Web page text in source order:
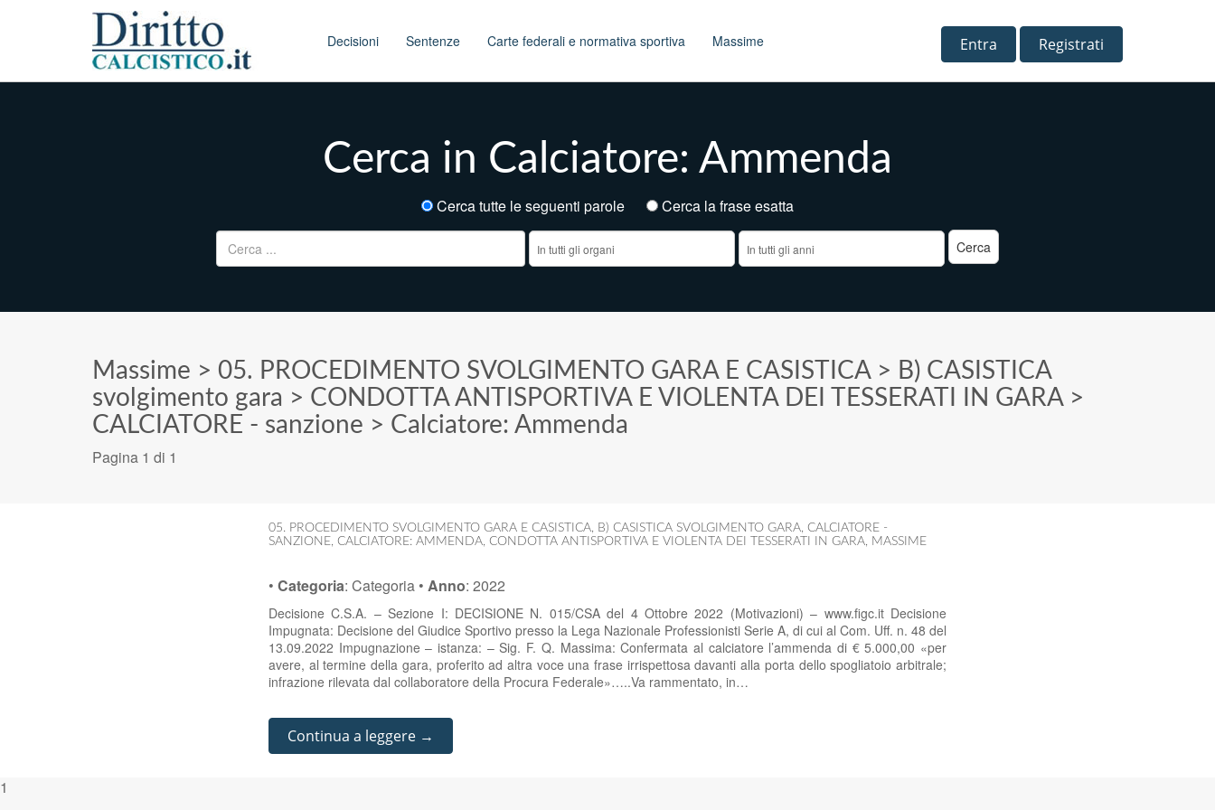
Main menu Decisioni Sentenze Carte federali e normativa sportiva Massime Entra Registrati
Cerca in Calciatore: Ammenda
Cerca tutte le seguenti parole
Cerca la frase esatta
Ricerca per:
Massime > 05. PROCEDIMENTO SVOLGIMENTO GARA E CASISTICA> B) CASISTICA
svolgimento gara > CONDOTTA ANTISPORTIVA E VIOLENTA DEI TESSERATI IN GARA>
CALCIATORE - sanzione > Calciatore: Ammenda
Pagina 1 di 1
05. PROCEDIMENTO SVOLGIMENTO GARA E CASISTICA, B) CASISTICA SVOLGIMENTO GARA, CALCIATORE -
SANZIONE, CALCIATORE: AMMENDA, CONDOTTA ANTISPORTIVA E VIOLENTA DEI TESSERATI IN GARA, MASSIME
• Categoria: Categoria • Anno: 2022
Decisione C.S.A. – Sezione I: DECISIONE N. 015/CSA del 4 Ottobre 2022 (Motivazioni) – www.figc.it Decisione
Impugnata: Decisione del Giudice Sportivo presso la Lega Nazionale Professionisti Serie A, di cui al Com. Uff. n. 48 del
13.09.2022 Impugnazione – istanza: – Sig. F. Q. Massima: Confermata al calciatore l’ammenda di € 5.000,00 «per
avere, al termine della gara, proferito ad altra voce una frase irrispettosa davanti alla porta dello spogliatoio arbitrale;
infrazione rilevata dal collaboratore della Procura Federale»…..Va rammentato, in…
Continua a leggere →
1